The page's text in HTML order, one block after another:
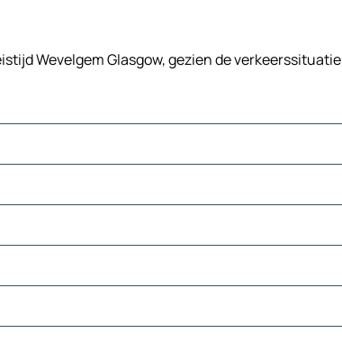
Wevelgem Glasgow, gezien de verkeerssituatie